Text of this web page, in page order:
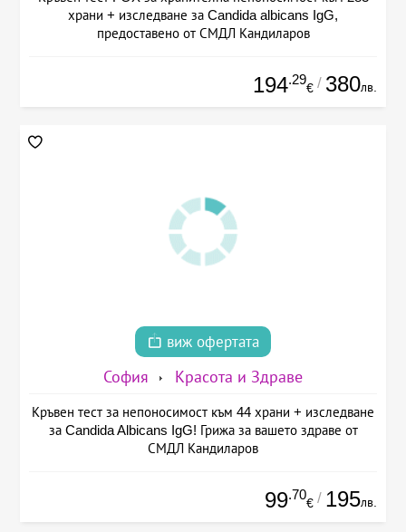
храни + изследване за Candida albicans IgG,
предоставено от СМДЛ Кандиларов
194.29
€ / 380лв.
виж офертата
София Красота и Здраве
Кръвен тест за непоносимост към 44 храни + изследване
за Candida Albicans IgG! Грижа за вашето здраве от
СМДЛ Кандиларов
99.70
€ / 195лв.